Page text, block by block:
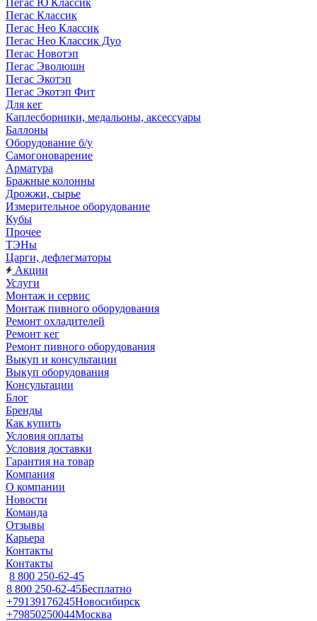
Пегас Ю Классик
Пегас Классик
Пегас Нео Классик
Пегас Нео Классик Дуо
Пегас Новотэп
Пегас Эволюшн
Пегас Экотэп
Пегас Экотэп Фит
Для кег
Каплесборники, медальоны, аксессуары
Баллоны
Оборудование б/у
Самогоноварение
Арматура
Бражные колонны
Дрожжи, сырье
Измерительное оборудование
Кубы
Прочее
ТЭНы
Царги, дефлегматоры
Акции
Услуги
Монтаж и сервис
Монтаж пивного оборудования
Ремонт охладителей
Ремонт кег
Ремонт пивного оборудования
Выкуп и консультации
Выкуп оборудования
Консультации
Блог
Бренды
Как купить
Условия оплаты
Условия доставки
Гарантия на товар
Компания
О компании
Новости
Команда
Отзывы
Карьера
Контакты
Контакты
8 800 250-62-45
8 800 250-62-45Бесплатно
+79139176245Новосибирск
+79850250044Москва